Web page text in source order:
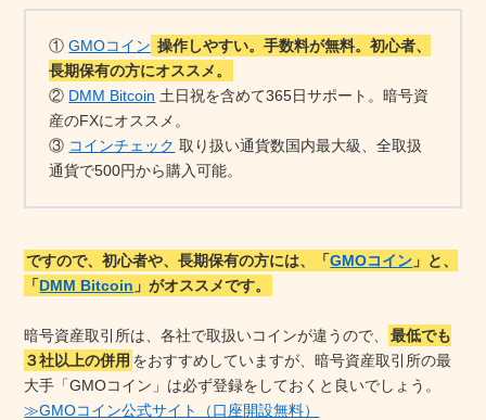
①GMOコイン 操作しやすい。手数料が無料。初心者、
長期保有の方にオススメ。
② DMM Bitcoin 土日祝を含めて365日サポート。暗号資
産のFXにオススメ。
③ コインチェック 取り扱い通貨数国内最大級、全取扱
通貨で500円から購入可能。
ですので、初心者や、長期保有の方には、「GMOコイン 」と、
「DMM Bitcoin 」がオススメです。
暗号資産取引所は、各社で取扱いコインが違うので、
最低でも
３社以上の併用 をおすすめしていますが、暗号資産取引所の最
大手「GMOコイン」は必ず登録をしておくと良いでしょう。
≫GMOコイン公式サイト（口座開設無料）